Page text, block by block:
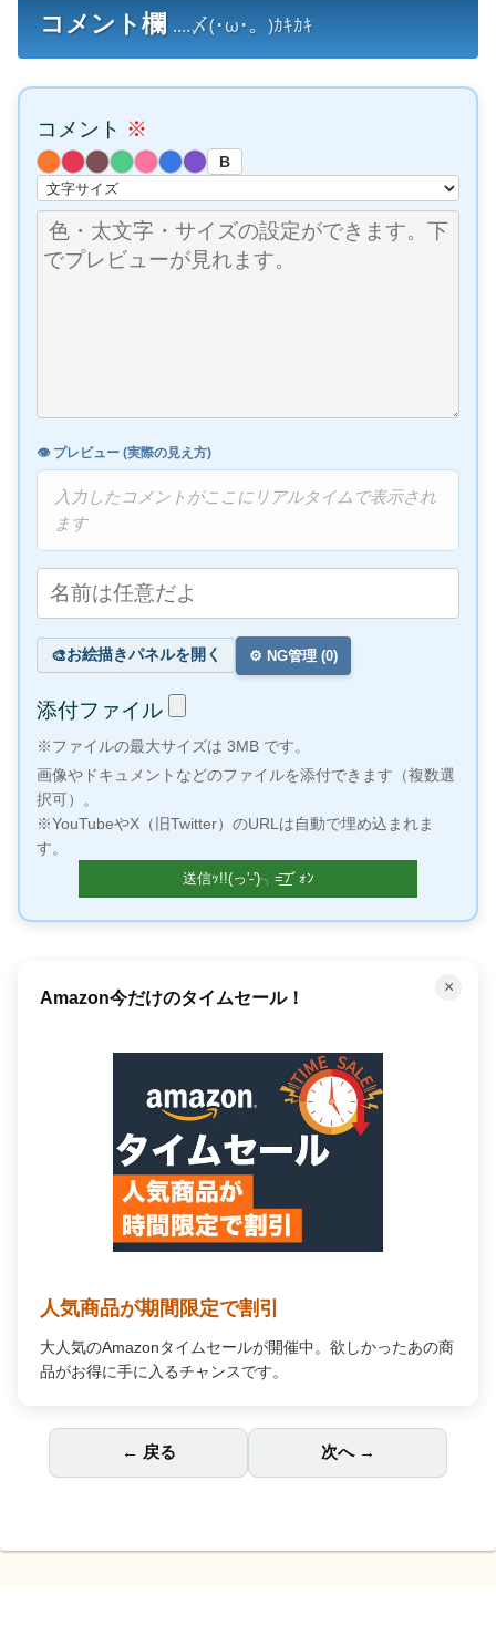
コメント欄 ....〆(･ω･。)ｶｷｶｷ
コメント ※
B
👁️ プレビュー (実際の見え方)
入力したコメントがここにリアルタイムで表示され
ます
🎨お絵描きパネルを開く ⚙️ NG管理 (0)
添付ファイル
※ファイルの最大サイズは 3MB です。
画像やドキュメントなどのファイルを添付できます（複数選
択可）。
※YouTubeやX（旧Twitter）のURLは自動で埋め込まれま
す。
×
何百万もの曲が聴き放題！
Amazon Music Unlimited
何百万もの曲が自由に聴ける。広告なし、オフライン再生
対応で、あなたの毎日を高音質の音楽で彩ります。
← 戻る 次へ →